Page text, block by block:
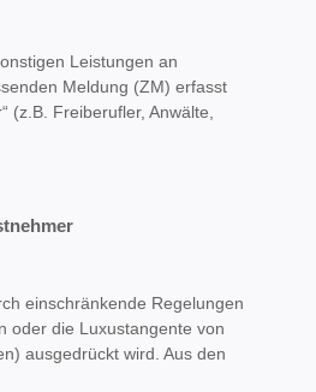
Leistungen an
Meldung (ZM) erfasst
(z.B. Freiberufler, Anwälte,
einschränkende Regelungen
oder die Luxustangente von
ausgedrückt wird. Aus den